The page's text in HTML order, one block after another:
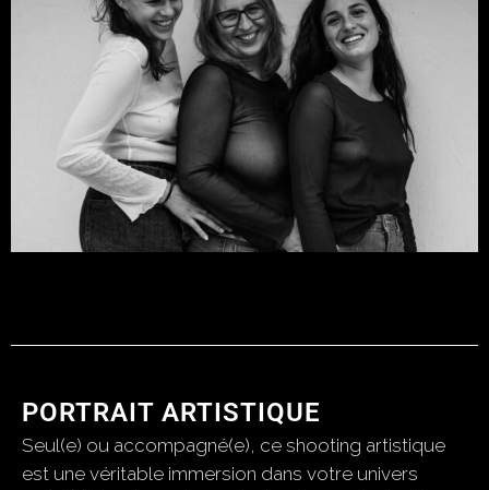
PORTRAIT ARTISTIQUE
Seul(e) ou accompagné(e), ce shooting artistique
est une véritable immersion dans votre univers